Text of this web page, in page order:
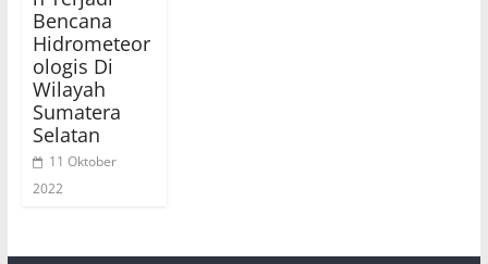
Bencana
Hidrometeor
ologis Di
Wilayah
Sumatera
Selatan
11 Oktober
2022